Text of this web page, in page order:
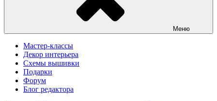
Меню
Мастер-классы
Декор интерьера
Схемы вышивки
Подарки
Форум
Блог редактора